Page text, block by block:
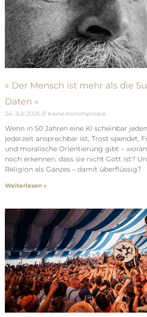
» Der Mensch ist mehr als die
Daten «
24. Juli 2026 Keine Kommentare
Wenn in 50 Jahren eine KI scheinbar
jederzeit ansprechbar ist, Trost spendet,
und moralische Orientierung gibt –
noch erkennen, dass sie nicht Gott ist?
Religion als Ganzes – damit überflüssig?
Weiterlesen »